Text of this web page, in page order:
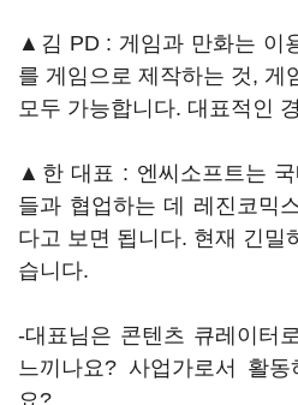
▲김 PD : 게임과 만화는 이
를 게임으로 제작하는 것, 게
모두 가능합니다. 대표적인
▲한 대표 : 엔씨소프트는 국
들과 협업하는 데 레진코믹
다고 보면 됩니다. 현재 긴밀
습니다.
-대표님은 콘텐츠 큐레이터
느끼나요? 사업가로서 활